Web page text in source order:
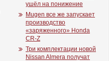
ушёл на понижение
Mugen все же запускает
производство
«заряженного» Honda
CR-Z
Три комплектации новой
Nissan Almera получат